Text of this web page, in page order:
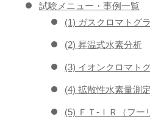
試験メニュー・事例一覧
(1) ガスクロマトグ
(2) 昇温式水素分析
(3) イオンクロマト
(4) 拡散性水素量測定
(5) ＦＴ-ＩＲ（フー